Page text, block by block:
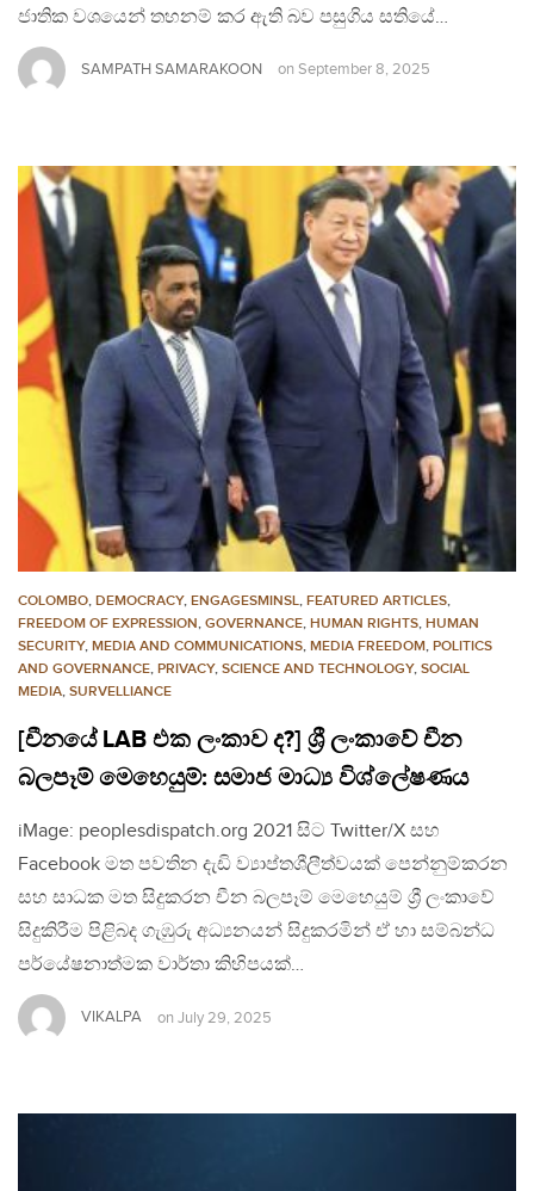
ජාතික වශයෙන් තහනම් කර ඇති බව පසුගිය සතියේ…
SAMPATH SAMARAKOON on September 8, 2025
COLOMBO, DEMOCRACY, ENGAGESMINSL, FEATURED ARTICLES,
FREEDOM OF EXPRESSION, GOVERNANCE, HUMAN RIGHTS, HUMAN
SECURITY, MEDIA AND COMMUNICATIONS, MEDIA FREEDOM, POLITICS
AND GOVERNANCE, PRIVACY, SCIENCE AND TECHNOLOGY, SOCIAL
MEDIA, SURVELLIANCE
[චීනයේ LAB එක ලංකාව ද?] ශ්‍රී ලංකාවේ චීන
බලපෑම් මෙහෙයුම්: සමාජ මාධ්‍ය විශ්ලේෂණය
iMage: peoplesdispatch.org 2021 සිට Twitter/X සහ
Facebook මත පවතින දැඩි ව්‍යාප්තශීලීත්වයක් පෙන්නුම්කරන
සහ සාධක මත සිදුකරන චීන බලපෑම් මෙහෙයුම් ශ්‍රී ලංකාවේ
සිදුකිරීම පිළිබද ගැඹුරු අධ්‍යනයන් සිදුකරමින් ඒ හා සම්බන්ධ
පර්යේෂනාත්මක වාර්තා කිහිපයක්…
VIKALPA on July 29, 2025